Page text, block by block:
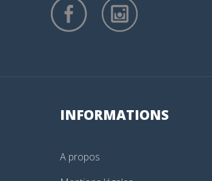
INFORMATIONS
A propos